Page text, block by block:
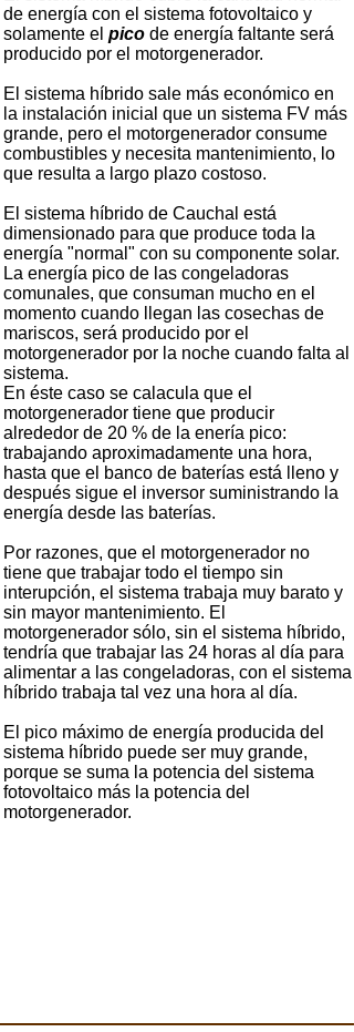
de energía con el sistema fotovoltaico y
solamente el pico de energía faltante será
producido por el motorgenerador.
El sistema híbrido sale más económico en
la instalación inicial que un sistema FV más
grande, pero el motorgenerador consume
combustibles y necesita mantenimiento, lo
que resulta a largo plazo costoso.
El sistema híbrido de Cauchal está
dimensionado para que produce toda la
energía "normal" con su componente solar.
La energía pico de las congeladoras
comunales, que consuman mucho en el
momento cuando llegan las cosechas de
mariscos, será producido por el
motorgenerador por la noche cuando falta al
sistema.
En éste caso se calacula que el
motorgenerador tiene que producir
alrededor de 20 % de la enería pico:
trabajando aproximadamente una hora,
hasta que el banco de baterías está lleno y
después sigue el inversor suministrando la
energía desde las baterías.
Por razones, que el motorgenerador no
tiene que trabajar todo el tiempo sin
interupción, el sistema trabaja muy barato y
sin mayor mantenimiento. El
motorgenerador sólo, sin el sistema híbrido,
tendría que trabajar las 24 horas al día para
alimentar a las congeladoras, con el sistema
híbrido trabaja tal vez una hora al día.
El pico máximo de energía producida del
sistema híbrido puede ser muy grande,
porque se suma la potencia del sistema
fotovoltaico más la potencia del
motorgenerador.